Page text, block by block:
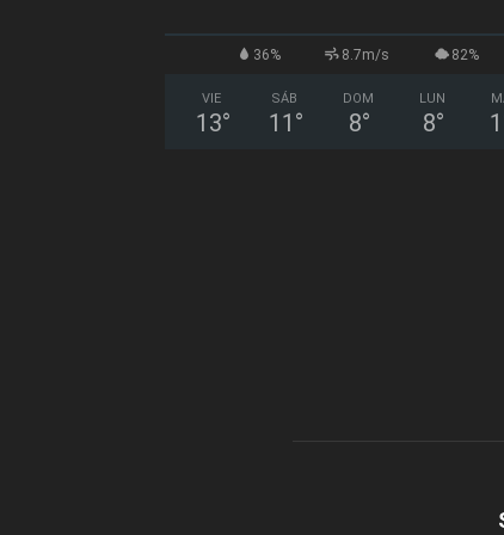
36% 8.7m/s 82%
VIE
13°
SÁB
11 °
DOM
8°
LUN
8°